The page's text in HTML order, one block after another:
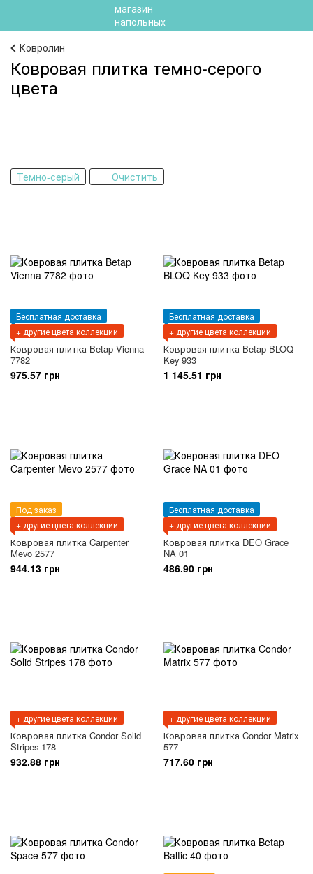
Ковролин
Ковровая плитка темно-серого
цвета
Темно-серый Очистить
Бесплатная доставка
+ другие цвета коллекции
Ковровая плитка Betap Vienna
7782
975.57 грн
Бесплатная доставка
+ другие цвета коллекции
Ковровая плитка Betap BLOQ
Key 933
1 145.51 грн
Под заказ
+ другие цвета коллекции
Ковровая плитка Carpenter
Mevo 2577
944.13 грн
Бесплатная доставка
+ другие цвета коллекции
Ковровая плитка DEO Grace
NA 01
486.90 грн
+ другие цвета коллекции
Ковровая плитка Condor Solid
Stripes 178
932.88 грн
+ другие цвета коллекции
Ковровая плитка Condor Matrix
577
717.60 грн